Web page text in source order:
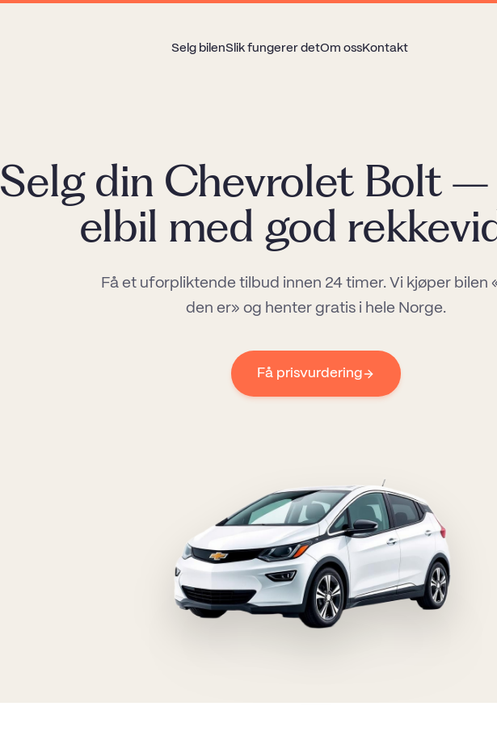
Selg bilenSlik fungerer detOm ossKontakt
Selg din Chevrolet Bolt
elbil med god
Få et uforpliktende tilbud innen 24 timer. Vi kjøper bilen
den er» og henter gratis i hele Norge.
Få prisvurdering